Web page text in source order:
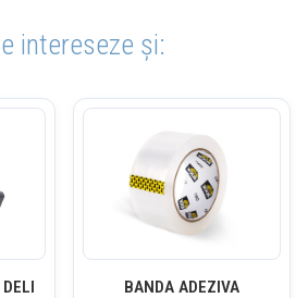
intereseze și:
BANDA ADEZIVA